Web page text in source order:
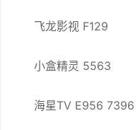
飞龙影视 F129
小盒精灵 5563
海星TV E956 7396